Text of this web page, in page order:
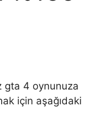
gta 4 oynunuza
için aşağıdaki